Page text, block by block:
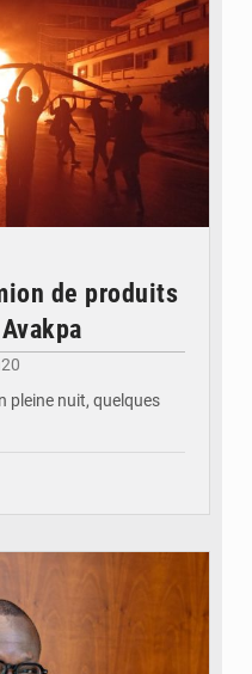
de produits
pleine nuit, quelques